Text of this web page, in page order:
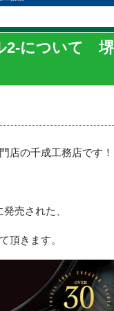
2‐について
店の千成工務店です！
売された、
頂きます。